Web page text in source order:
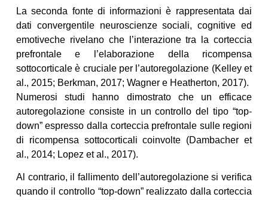
La seconda fonte di informazioni è rappresentata dai
dati convergentile neuroscienze sociali, cognitive ed
emotiveche rivelano che l’interazione tra la corteccia
prefrontale e l’elaborazione della ricompensa
sottocorticale è cruciale per l’autoregolazione (Kelley et
al., 2015; Berkman, 2017; Wagner e Heatherton, 2017).
Numerosi studi hanno dimostrato che un efficace
autoregolazione consiste in un controllo del tipo “top-
down” espresso dalla corteccia prefrontale sulle regioni
di ricompensa sottocorticali coinvolte (Dambacher et
al., 2014; Lopez et al., 2017).
Al contrario, il fallimento dell’autoregolazione si verifica
quando il controllo “top-down” realizzato dalla corteccia